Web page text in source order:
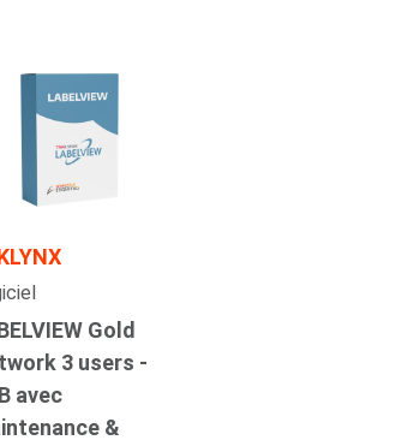
Gold
3 users -
avec
&